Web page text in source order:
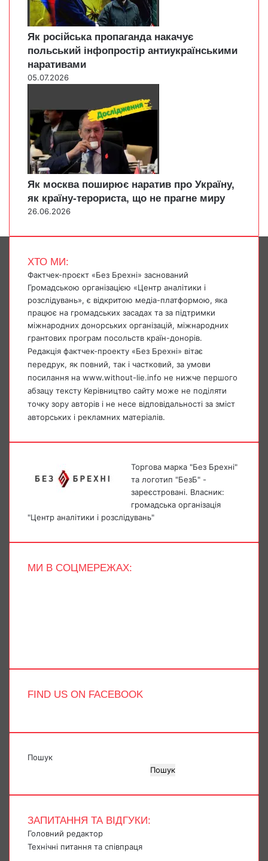
Як російська пропаганда накачує
польський інфопростір антиукраїнськими
наративами
05.07.2026
Як москва поширює наратив про Україну,
як країну-терориста, що не прагне миру
26.06.2026
ХТО МИ:
Фактчек-проєкт «Без Брехні» заснований
Громадською організацією «Центр аналітики і
розслідувань», є відкритою медіа-платформою, яка
працює на громадських засадах та за підтримки
міжнародних донорських організацій, міжнародних
грантових програм посольств країн-донорів.
Редакція фактчек-проекту «Без Брехні» вітає
передрук, як повний, так і частковий, за умови
посилання на www.without-lie.info не нижче першого
абзацу тексту Керівництво сайту може не поділяти
точку зору авторів і не несе відповідальності за зміст
авторських і рекламних матеріалів.
Торгова марка "Без Брехні"
та логотип "БезБ" -
зареєстровані. Власник:
громадська організація
"Центр аналітики і розслідувань"
МИ В СОЦМЕРЕЖАХ:
FIND US ON FACEBOOK
Пошук
Пошук
ЗАПИТАННЯ ТА ВІДГУКИ:
Головний редактор
Технічні питання та співпраця